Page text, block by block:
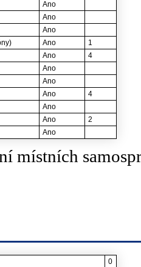
Ano
Ano
Ano
Ano
1
Ano
4
Ano
Ano
Ano
4
Ano
Ano
2
Ano
místních
0